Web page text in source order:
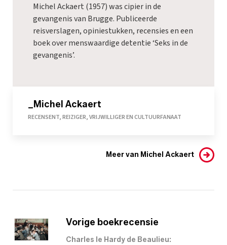
Michel Ackaert (1957) was cipier in de
gevangenis van Brugge. Publiceerde
reisverslagen, opiniestukken, recensies en een
boek over menswaardige detentie ‘Seks in de
gevangenis’.
_Michel Ackaert
RECENSENT, REIZIGER, VRIJWILLIGER EN CULTUURFANAAT
Meer van Michel Ackaert
Vorige boekrecensie
Charles le Hardy de Beaulieu: